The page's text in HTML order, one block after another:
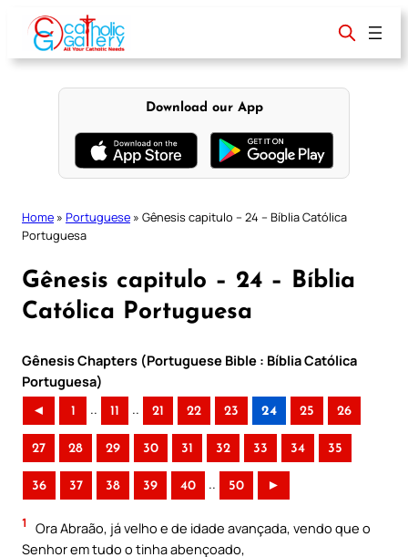
content
Download our App
Home » Portuguese » Gênesis capitulo – 24 – Bíblia Católica
Portuguesa
Gênesis capitulo – 24 – Bíblia
Católica Portuguesa
Gênesis Chapters (Portuguese Bible : Bíblia Católica
Portuguesa)
◄ 1 .. 11 .. 21 22 23 24 25 26
27 28 29 30 31 32 33 34 35
36 37 38 39 40 .. 50 ►
1
Ora Abraão, já velho e de idade avançada, vendo que o
Senhor em tudo o tinha abençoado,